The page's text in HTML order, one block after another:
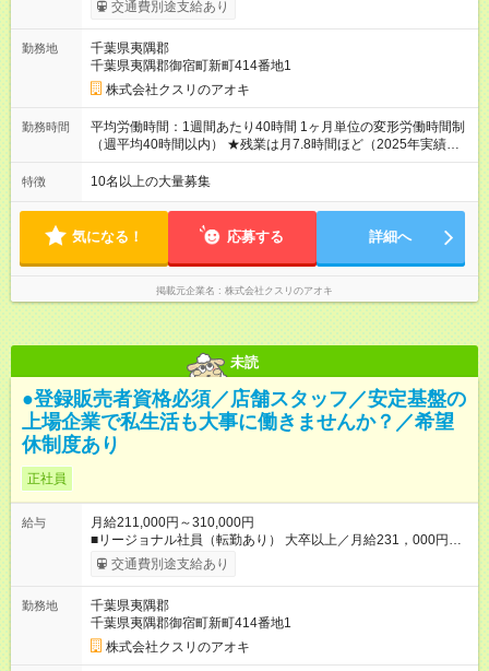
320，000円 ★エリア手当（石川県、富山県、福井県、岐阜県、
途、賞与（年2回）、各種手当あり ★登録販売者資格保持者に
は、別途月1万円支給（実務経験がない方にも同額を支給） ※た
だし、短時間勤務・早番固定社員は当社規定に従い額が変動 ＝
＝＝＝＝＝＝＝＝＝＝＝＝＝ ★職務給制度で実力次第で収入ア
ップ！ 職務内容に応じて給与が支払われ、昇格試験なく役職に
就いた時点で年収がUPする制度です。 約4割の社員が入社3年目
にできます。 ＝＝＝＝＝＝＝＝＝＝＝＝＝＝ 【試用期間】試用
期間なし
交通費別途支給あり
勤務地
千葉県夷隅郡
千葉県夷隅郡御宿町新町414番地1
株式会社クスリのアオキ
勤務時間
平均労働時間：1週間あたり40時間 1ヶ月単位の変形労働時間制
（週平均40時間以内） ★残業は月7.8時間ほど（2025年実績）
＜店舗の基本営業時間＞ 9時～22時 ※勤務時間は店舗により異
なります。 ＜シフト例＞ 早番：8時00分～17時00分 中番：11
1ヶ月単位の変形労働時間制（週平均40時間以内） ★残業は月
7.8時間ほど（2025年実績） ＜店舗の基本営業時間＞ 9時～22
時 ※勤務時間は店舗により異なります。 ＜シフト例＞ 早番：8
時00分～17時00分 中番：11時～20時 遅番：13時～22時
特徴 10名以上の大量募集
気になる！ 応募する 詳細へ
掲載元企業名 株式会社クスリのアオキ
未読
●登録販売者資格必須／店舗スタッフ／安定基盤の
上場企業で私生活も大事に働きませんか？／希望
休制度あり
正社員
給与
月給211,000円～310,000円
■リージョナル社員（転勤あり） 大卒以上／月給231，000円～
310，000円 高卒以上／月給211，000円～310，000円 ★エリア
手当（石川県、富山県、福井県、岐阜県、群馬県、茨城県 月1
種手当あり ★登録販売者資格保持者への月1万円支給を含む（実
務経験がない方にも同額を支給） ※ただし、短時間勤務・早番
固定社員は当社規定に従い額が変動 ＝＝＝＝＝＝＝＝＝＝＝＝
＝＝ ★職務給制度で実力次第で収入アップ！ 職務内容に応じて
交通費別途支給あり
勤務地
千葉県夷隅郡
千葉県夷隅郡御宿町新町414番地1
株式会社クスリのアオキ